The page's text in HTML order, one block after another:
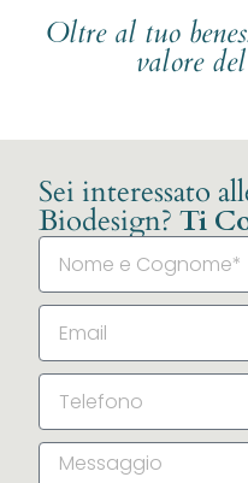
Oltre al tuo
valore
Sei interessato
Biodesign? Ti